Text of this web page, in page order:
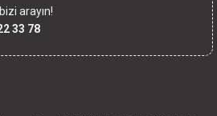
arayın!
33 78